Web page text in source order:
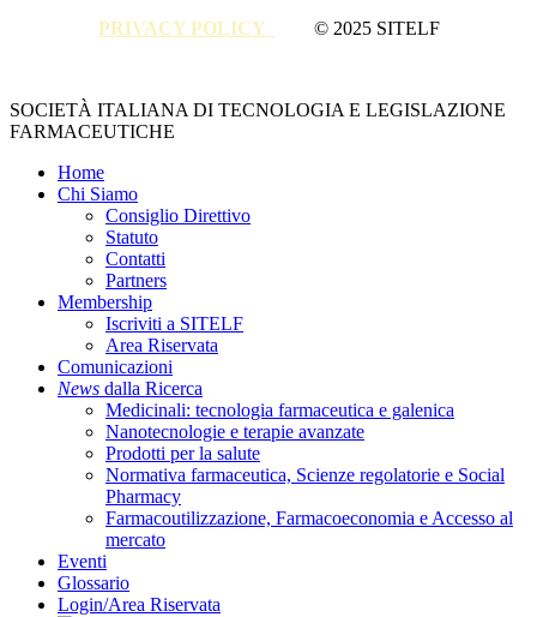
PRIVACY POLICY © 2025 SITELF
Close
Menu
SOCIETÀ ITALIANA DI TECNOLOGIA E LEGISLAZIONE
FARMACEUTICHE
Home
Chi Siamo
Consiglio Direttivo
Statuto
Contatti
Partners
Membership
Iscriviti a SITELF
Area Riservata
Comunicazioni
News dalla Ricerca
Medicinali: tecnologia farmaceutica e galenica
Nanotecnologie e terapie avanzate
Prodotti per la salute
Normativa farmaceutica, Scienze regolatorie e Social
Pharmacy
Farmacoutilizzazione, Farmacoeconomia e Accesso al
mercato
Eventi
Glossario
Login/Area Riservata